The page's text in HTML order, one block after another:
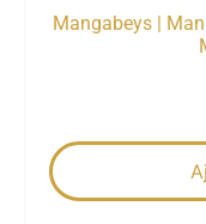
Mangabeys |